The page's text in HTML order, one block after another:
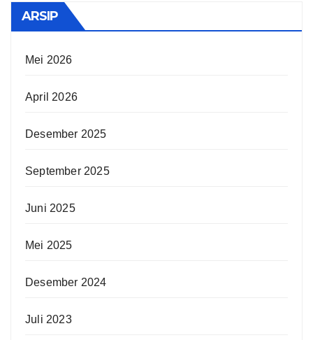
ARSIP
Mei 2026
April 2026
Desember 2025
September 2025
Juni 2025
Mei 2025
Desember 2024
Juli 2023